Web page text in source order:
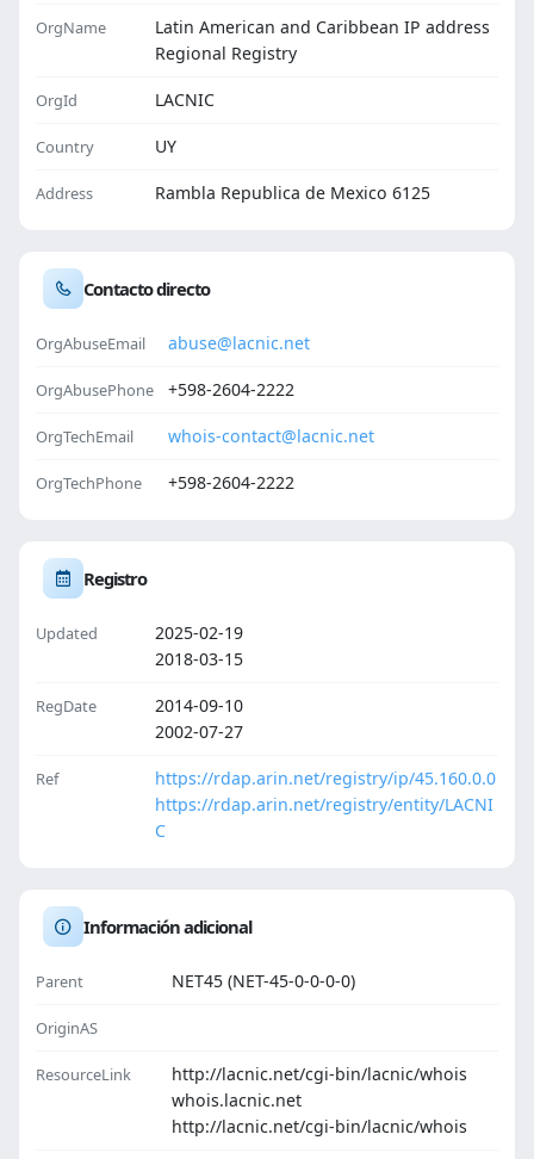
OrgName
Latin American and Caribbean IP address
Regional Registry
OrgId LACNIC
Country UY
Address Rambla Republica de Mexico 6125
Contacto directo
OrgAbuseEmail abuse@lacnic.net
OrgAbusePhone +598-2604-2222
OrgTechEmail whois-contact@lacnic.net
OrgTechPhone +598-2604-2222
Registro
Updated
2025-02-19
2018-03-15
RegDate
2014-09-10
2002-07-27
Ref
https://rdap.arin.net/registry/ip/45.160.0.0
https://rdap.arin.net/registry/entity/LACNI
C
Información adicional
Parent NET45 (NET-45-0-0-0-0)
OriginAS
ResourceLink
http://lacnic.net/cgi-bin/lacnic/whois
whois.lacnic.net
http://lacnic.net/cgi-bin/lacnic/whois